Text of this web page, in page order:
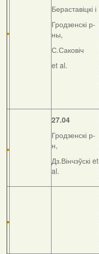
Бераставіцкі і
Гродзенскі р-
ны,
С.Саковіч
et al.
27.04
Гродзенскі р-
н,
Дз.Вінчэўскі et
al.